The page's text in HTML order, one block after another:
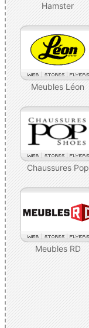
Hamster
Meubles Léon
Chaussures Pop
Meubles RD